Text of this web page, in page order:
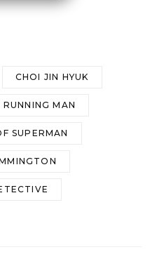
CHOI JIN HYUK
RUNNING MAN
SUPERMAN